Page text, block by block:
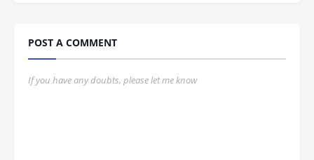
POST A COMMENT
If you have any doubts, please let me know